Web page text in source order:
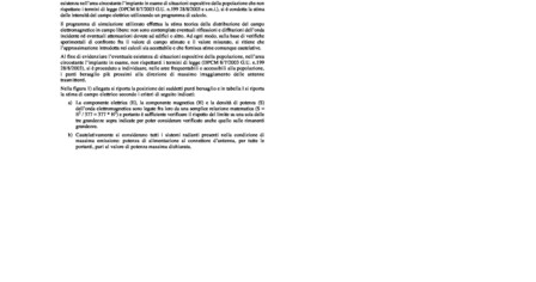
VIVERE VANZAGO
COMUNICAZIONE